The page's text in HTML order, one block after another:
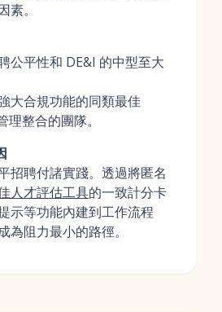
素。
公平性和 DE&I 的中型至大
大合規功能的同類最佳
理整合的團隊。
招聘付諸實踐。透過將匿名
人才評估工具的一致計分卡
示等功能內建到工作流程
為阻力最小的路徑。